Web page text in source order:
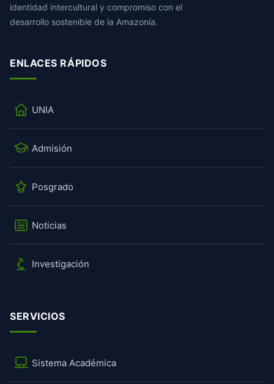
identidad intercultural y compromiso con el
desarrollo sostenible de la Amazonía.
ENLACES RÁPIDOS
UNIA
Admisión
Posgrado
Noticias
Investigación
SERVICIOS
Sistema Académica